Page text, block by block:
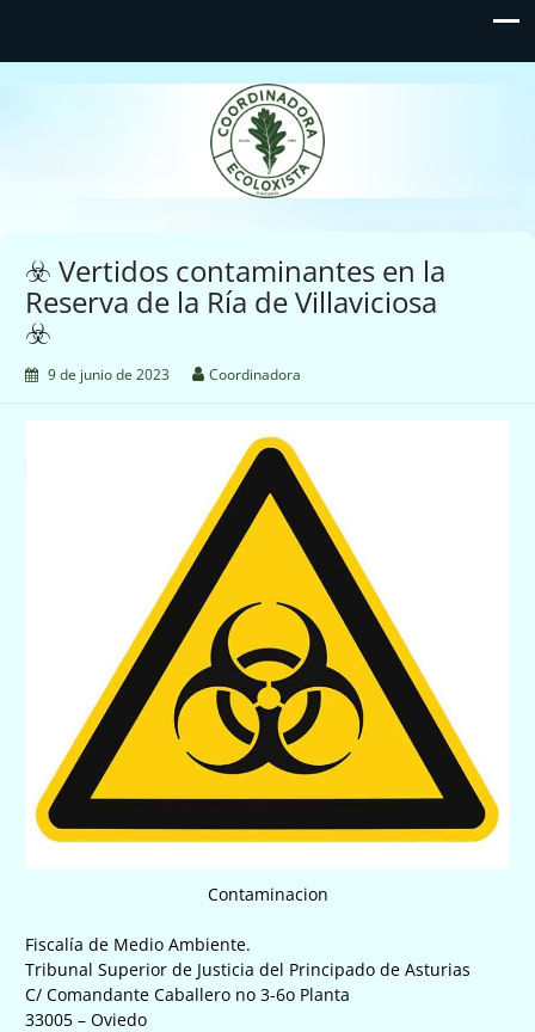
Coordinadora Ecoloxista
d'Asturies
☣️ Vertidos contaminantes en la
Reserva de la Ría de Villaviciosa
☣️
9 de junio de 2023 Coordinadora
Contaminacion
Fiscalía de Medio Ambiente.
Tribunal Superior de Justicia del Principado de Asturias
C/ Comandante Caballero no 3-6o Planta
33005 – Oviedo